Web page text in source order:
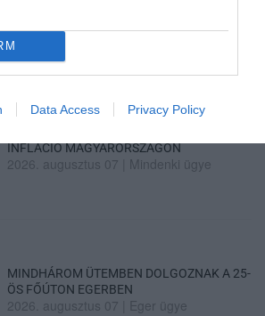
Data Access Privacy Policy
INFLÁCIÓ MAGYARORSZÁGON
2026. augusztus 07 Mindenki ügye
MINDHÁROM ÜTEMBEN DOLGOZNAK A 25-
ÖS FŐÚTON EGERBEN
2026. augusztus 07 Eger ügye